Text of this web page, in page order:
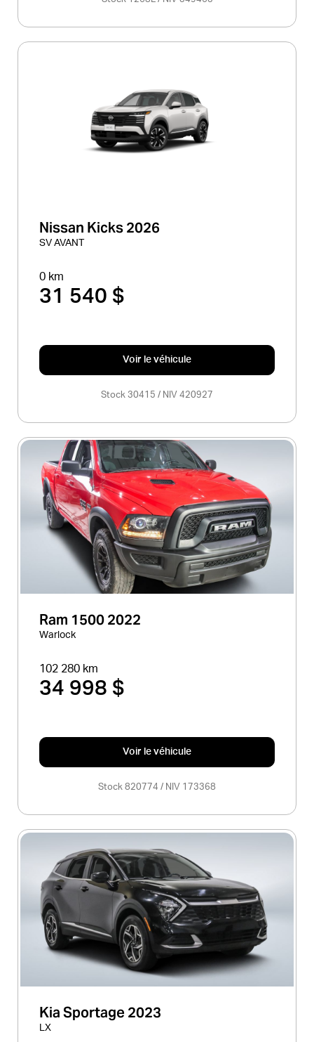
Nissan Kicks 2026
SV AVANT
0 km
31 540 $
Voir le véhicule
Stock 30415 / NIV 420927
Ram 1500 2022
Warlock
102 280 km
34 998 $
Voir le véhicule
Stock 820774 / NIV 173368
Kia Sportage 2023
LX
et Québec)